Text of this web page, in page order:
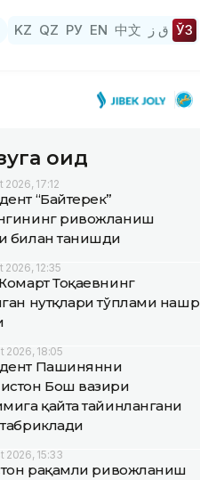
KZ QZ РУ EN 中文 ق ز ЎЗ
оид
2026, 17:12
“Байтерек”
ривожланиш
билан танишди
2026, 12:35
Тоқаевнинг
нутқлари тўплами нашр
2026, 18:05
Пашинянни
Бош вазири
қайта тайинлангани
2026, 15:33
рақамли ривожланиш